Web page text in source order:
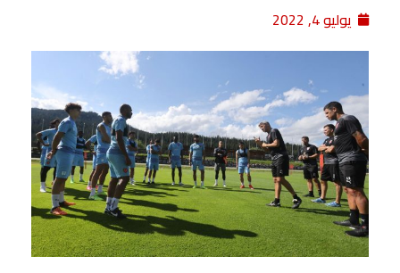
يوليو 4, 2022